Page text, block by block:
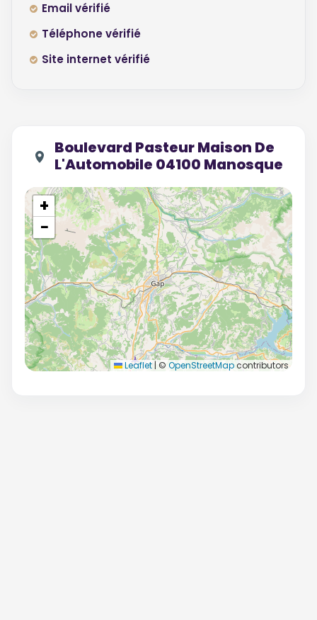
Email vérifié
Téléphone vérifié
Site internet vérifié
Boulevard Pasteur Maison De
L'Automobile 04100 Manosque
+
−
Leaflet | © OpenStreetMapcontributors